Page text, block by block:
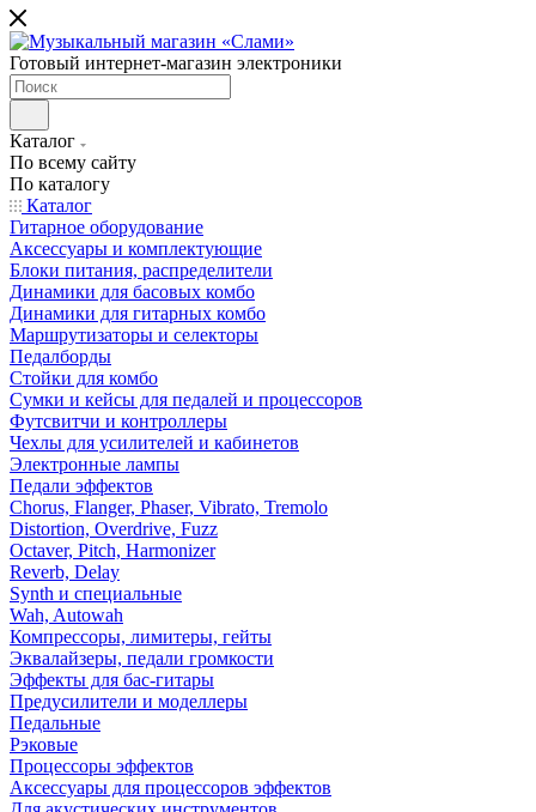
Готовый интернет-магазин электроники
Каталог
По всему сайту
По каталогу
Каталог
Гитарное оборудование
Аксессуары и комплектующие
Блоки питания, распределители
Динамики для басовых комбо
Динамики для гитарных комбо
Маршрутизаторы и селекторы
Педалборды
Стойки для комбо
Сумки и кейсы для педалей и процессоров
Футсвитчи и контроллеры
Чехлы для усилителей и кабинетов
Электронные лампы
Педали эффектов
Chorus, Flanger, Phaser, Vibrato, Tremolo
Distortion, Overdrive, Fuzz
Octaver, Pitch, Harmonizer
Reverb, Delay
Synth и специальные
Wah, Autowah
Компрессоры, лимитеры, гейты
Эквалайзеры, педали громкости
Эффекты для бас-гитары
Предусилители и моделлеры
Педальные
Рэковые
Процессоры эффектов
Аксессуары для процессоров эффектов